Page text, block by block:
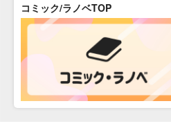
コミック/ラノベTOP